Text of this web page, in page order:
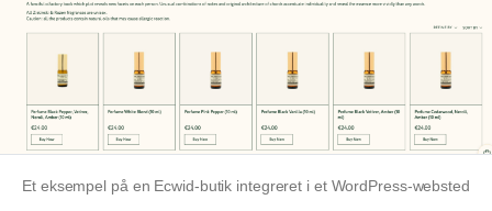
Et eksempel på en Ecwid-butik integreret i et WordPress-websted